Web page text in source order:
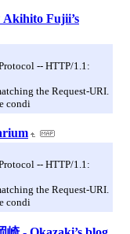
Akihito Fujii’s
-- HTTP/1.1:
the Request-URI.
condi
-- HTTP/1.1:
the Request-URI.
condi